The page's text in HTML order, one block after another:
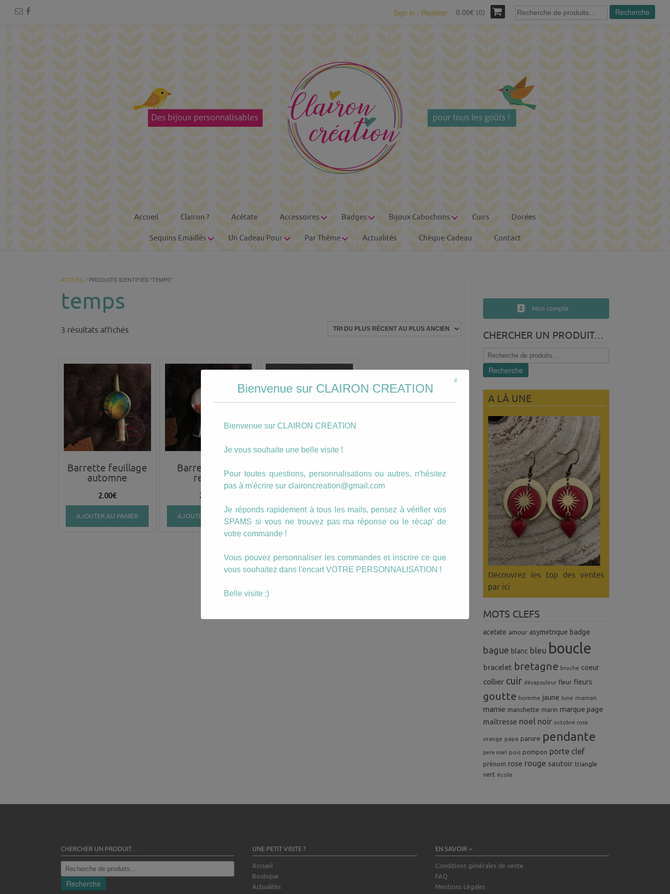
Sign In / Register 0.00€ (0)
Recherche
pour :
Recherche
Accueil Clairon ? Acétate Accessoires Badges Bijoux Cabochons Cuirs Dorées
Sequins Emaillés Un Cadeau Pour Par Thème Actualités Chèque-Cadeau Contact
ACCUEIL / PRODUITS IDENTIFIÉS “TEMPS”
temps
3 résultats affichésTrié
récent
ancien
Barrette feuillage
automne
2.00€
AJOUTER AU PANIER
Barrette petit
renard
2.00
AJOUTER AU PANIER
Barrette Temps
d’Automne
Mon compte
CHERCHER UN PRODUIT…
Recherche
pour :
Recherche
A LÀ UNE
Découvrez les top des ventes
par ici
MOTS CLEFS
acetate amour asymetrique badge
bague blanc bleu boucle
bracelet bretagne broche coeur
collier cuir décapsuleur fleur fleurs
goutte homme jaune lune maman
mamie manchette marin marque page
maîtresse noel noir octobre rose
orange papa parure pendante
pere noel pois pompon porte clef
prénom rose rouge sautoir triangle
vert école
CHERCHER UN PRODUIT…
Recherche
pour :
Recherche
UNE PETIT VISITE ?
Accueil
Boutique
Actualités
EN SAVOIR +
Conditions générales de vente
FAQ
Mentions Légales
Bienvenue sur CLAIRON CREATION
Bienvenue sur CLAIRON CREATION
Je vous souhaite une belle visite !
Pour toutes questions, personnalisations ou autres, n'hésitez
pas à m'écrire sur claironcreation@gmail.com
Je réponds rapidement à tous les mails, pensez à vérifier vos
SPAMS si vous ne trouvez pas ma réponse ou le récap' de
votre commande !
Vous pouvez personnaliser les commandes et inscrire ce que
vous souhaitez dans l'encart VOTRE PERSONNALISATION !
Belle visite :)
x